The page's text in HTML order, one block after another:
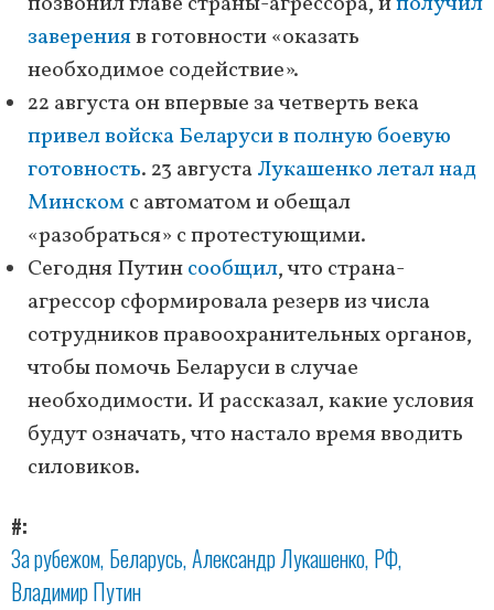
заверенияв готовности «оказать
необходимое содействие».
22 августа он впервые за четверть века
привел войска Беларуси в полную боевую
готовность. 23 августаЛукашенко летал над
Минскомс автоматом и обещал
«разобраться» с протестующими.
Сегодня Путинсообщил, что страна-
агрессор сформировала резерв из числа
сотрудников правоохранительных органов,
чтобы помочь Беларуси в случае
необходимости. И рассказал, какие условия
будут означать, что настало время вводить
силовиков.
#
За рубежом Беларусь Александр Лукашенко РФ
Владимир Путин